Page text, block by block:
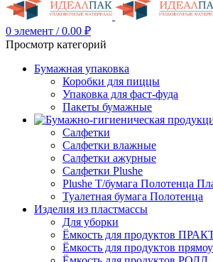
0 элемент / 0.00 ₽
Просмотр категорий
Бумажная упаковка
Коробки для пиццы
Упаковка для фаст-фуда
Пакеты бумажные
Салфетки
Салфетки влажные
Салфетки ажурные
Салфетки Plushe
Plushe Т/бумага Полотенца
Туалетная бумага Полотенца
Изделия из пластмассы
Для уборки
Ёмкость для продуктов
Ёмкость для продуктов